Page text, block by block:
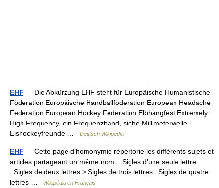
EHF — Die Abkürzung EHF steht für Europäische Humanistische
Föderation Europäische Handballföderation European Headache
Federation European Hockey Federation Elbhangfest Extremely
High Frequency, ein Frequenzband, siehe Millimeterwelle
Eishockeyfreunde …
Deutsch Wikipedia
EHF — Cette page d’homonymie répertorie les différents sujets et
articles partageant un même nom. Sigles d’une seule lettre
Sigles de deux lettres > Sigles de trois lettres Sigles de quatre
lettres …
Wikipédia en Français